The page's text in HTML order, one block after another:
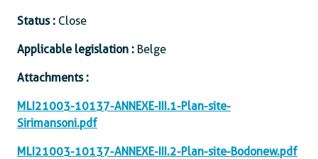
Status : Close
Applicable legislation : Belge
Attachments :
MLI21003-10137-ANNEXE-III.1-Plan-site-
Sirimansoni.pdf
MLI21003-10137-ANNEXE-III.2-Plan-site-Bodonew.pdf